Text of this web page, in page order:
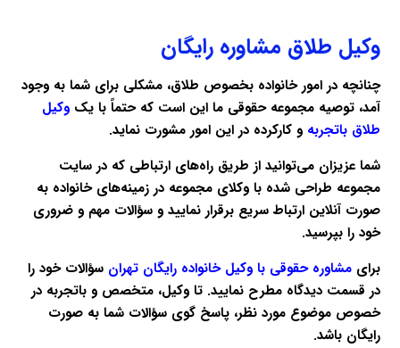
وکیل طلاق مشاوره رایگان
چنانچه در امور خانواده بخصوص طلاق، مشکلی برای شما به وجود
آمد، توصیه مجموعه حقوقی ما این است که حتماً با یکوکیل
طلاق باتجربهو کارکرده در این امور مشورت نماید.
شما عزیزان می‌توانید از طریق راه‌های ارتباطی که در سایت
مجموعه طراحی شده با وکلای مجموعه در زمینه‌های خانواده به
صورت آنلاین ارتباط سریع برقرار نمایید و سؤالات مهم و ضروری
خود را بپرسید.
برای مشاوره حقوقی با وکیل خانواده رایگان تهرانسؤالات خود را
در قسمت دیدگاه مطرح نمایید. تا وکیل، متخصص و باتجربه در
خصوص موضوع مورد نظر، پاسخ گوی سؤالات شما به صورت
رایگان باشد.